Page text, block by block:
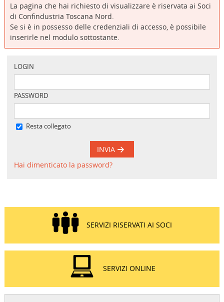
La pagina che hai richiesto di visualizzare è riservata ai Soci
di Confindustria Toscana Nord.
Se si è in possesso delle credenziali di accesso, è possibile
inserirle nel modulo sottostante.
LOGIN
PASSWORD
Resta collegato
INVIA
Hai dimenticato la password?
SERVIZI RISERVATI AI SOCI
SERVIZI ONLINE